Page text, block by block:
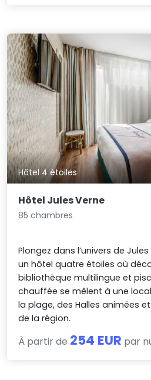
Hôtel 4 étoiles
Hôtel Jules Verne
85 chambres
Plongez dans l’univers de
un hôtel quatre étoiles où
bibliothèque multilingue et
chauffée se mêlent à une
la plage, des Halles animées
de la région.
À partir de 254 EUR par